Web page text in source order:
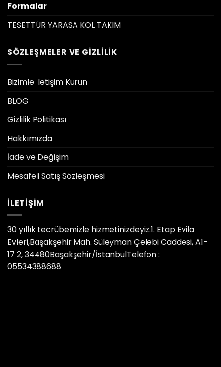
Formalar
TESETTÜR YARASA KOL TAKIM
SÖZLEŞMELER VE GIZLILIK
Bizimle İletişim Kurun
BLOG
Gizlilik Politikası
Hakkımızda
İade ve Değişim
Mesafeli Satış Sözleşmesi
İLETIŞIM
30 yıllık tecrübemizle hizmetinizdeyiz.1. Etap Evila
Evleri,Başakşehir Mah. Süleyman Çelebi Caddesi, A1-
17 2, 34480Başakşehir/İstanbulTelefon :
05534388688